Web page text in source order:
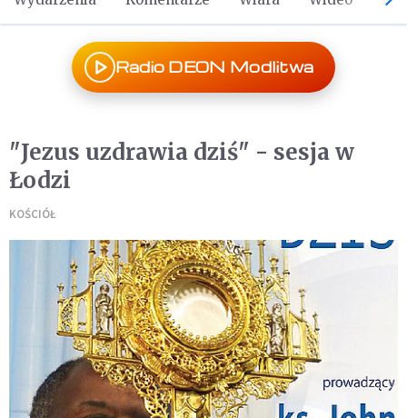
Radio DEON Modlitwa
"Jezus uzdrawia dziś" - sesja w
Łodzi
KOŚCIÓŁ